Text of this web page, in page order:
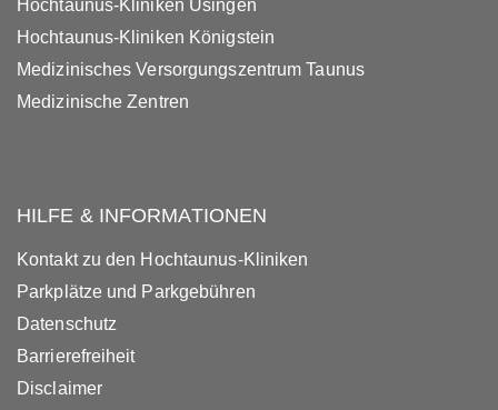
Hochtaunus-Kliniken Usingen
Hochtaunus-Kliniken Königstein
Medizinisches Versorgungszentrum Taunus
Medizinische Zentren
HILFE & INFORMATIONEN
Kontakt zu den Hochtaunus-Kliniken
Parkplätze und Parkgebühren
Datenschutz
Barrierefreiheit
Disclaimer